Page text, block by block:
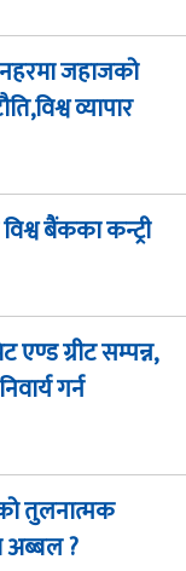
जहाजको
व्यापार
बैंकका कन्ट्री
ग्रीट सम्पन्न,
गर्न
तुलनात्मक
अब्बल ?